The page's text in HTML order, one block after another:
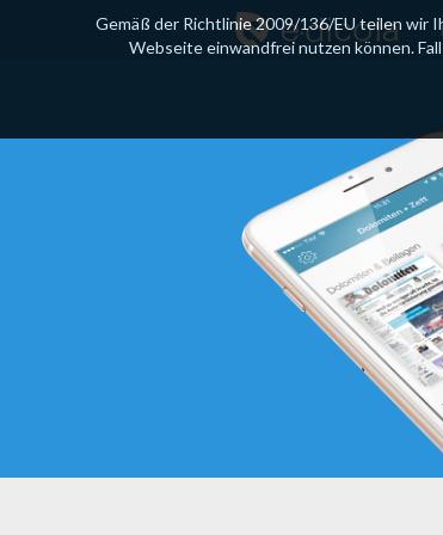
Gemäß der Richtlinie 2009/136/EU teilen wir
Webseite einwandfrei nutzen können.